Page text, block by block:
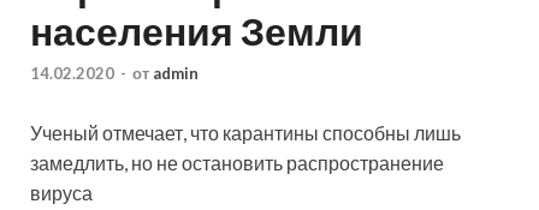
населения Земли
14.02.2020 - от admin
Ученый отмечает, что карантины способны лишь
замедлить, но не остановить распространение
вируса